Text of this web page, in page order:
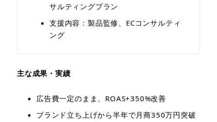
サルティングプラン
支援内容：製品監修、ECコンサルティ
ング
主な成果・実績
広告費一定のまま、ROAS+350%改善
ブランド立ち上げから半年で月商350万円突破